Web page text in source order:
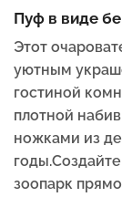
Пуф в виде
Этот
уютным
гостиной
плотной
ножками из
зоопарк